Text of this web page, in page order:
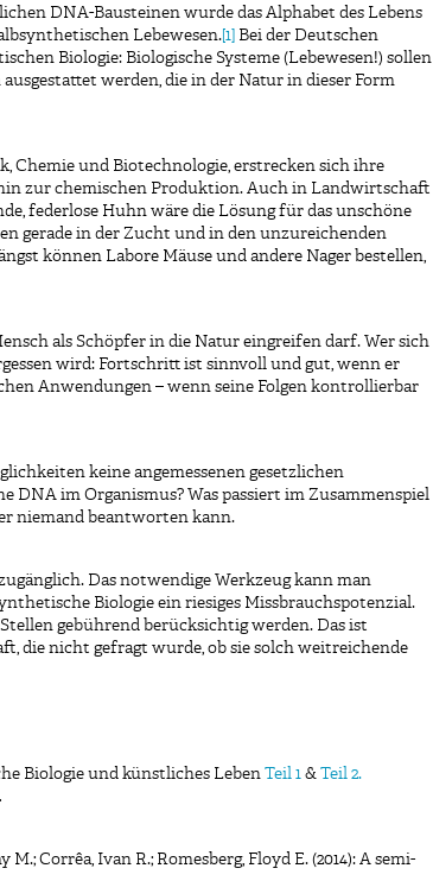
DNA-Bausteinen wurde das Alphabet des Lebens
Lebewesen. [1] Bei der Deutschen
Biologie: Biologische Systeme (Lebewesen!) sollen
werden, die in der Natur in dieser Form
Chemie und Biotechnologie, erstrecken sich ihre
zur chemischen Produktion. Auch in Landwirtschaft
federlose Huhn wäre die Lösung für das unschöne
gerade in der Zucht und in den unzureichenden
können Labore Mäuse und andere Nager bestellen,
als Schöpfer in die Natur eingreifen darf. Wer sich
wird: Fortschritt ist sinnvoll und gut, wenn er
Anwendungen – wenn seine Folgen kontrollierbar
keine angemessenen gesetzlichen
DNA im Organismus? Was passiert im Zusammenspiel
niemand beantworten kann.
Das notwendige Werkzeug kann man
Biologie ein riesiges Missbrauchspotenzial.
gebührend berücksichtig werden. Das ist
die nicht gefragt wurde, ob sie solch weitreichende
Biologie und künstliches Leben Teil 1 & Teil 2.
Corrêa, Ivan R.; Romesberg, Floyd E. (2014): A semi-